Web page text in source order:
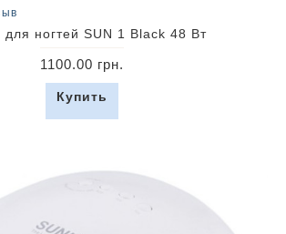
ногтей SUN 1 Black 48 Вт
1100.00 грн.
Купить